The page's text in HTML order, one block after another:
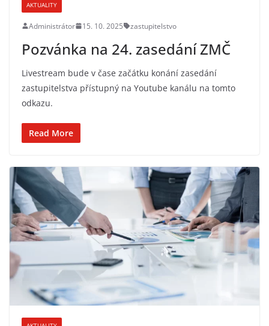
AKTUALITY
Administrátor 15. 10. 2025 zastupitelstvo
Pozvánka na 24. zasedání ZMČ
Livestream bude v čase začátku konání zasedání
zastupitelstva přístupný na Youtube kanálu na tomto
odkazu.
Read More